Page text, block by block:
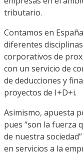
tributario.
Contamos en
diferentes
corporativos de
con un servicio de
de deducciones y
proyectos de I+D+i.
Asimismo, apuesta
pues “son la fuerza
de nuestra
en servicios a la